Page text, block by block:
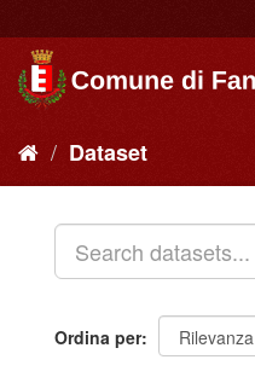
Dataset
Ordina per